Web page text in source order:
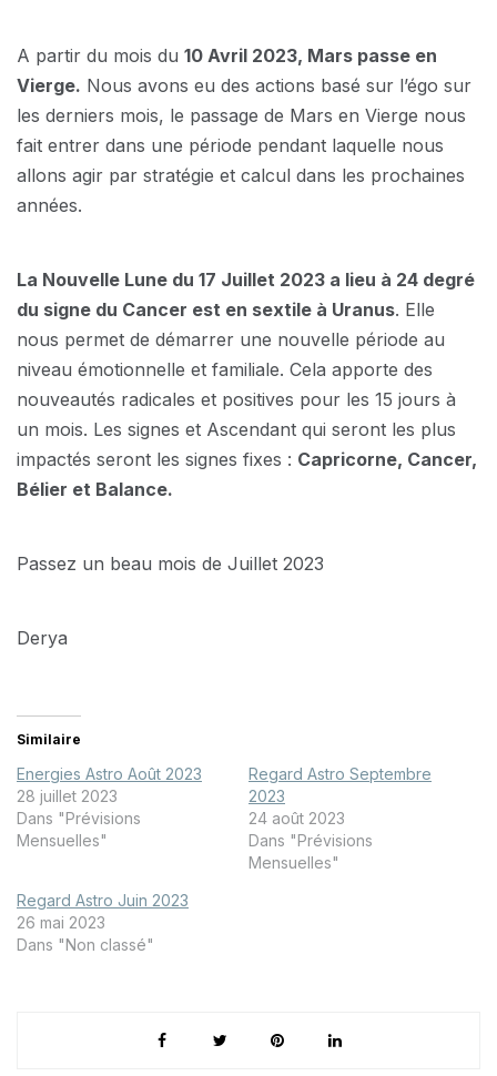
A partir du mois du 10 Avril 2023, Mars passe en
Vierge. Nous avons eu des actions basé sur l’égo sur
les derniers mois, le passage de Mars en Vierge nous
fait entrer dans une période pendant laquelle nous
allons agir par stratégie et calcul dans les prochaines
années.
La Nouvelle Lune du 17 Juillet 2023 a lieu à 24 degré
du signe du Cancer est en sextile à Uranus. Elle
nous permet de démarrer une nouvelle période au
niveau émotionnelle et familiale. Cela apporte des
nouveautés radicales et positives pour les 15 jours à
un mois. Les signes et Ascendant qui seront les plus
impactés seront les signes fixes : Capricorne, Cancer,
Bélier et Balance.
Passez un beau mois de Juillet 2023
Derya
Similaire
Energies Astro Août 2023
28 juillet 2023
Dans "Prévisions
Mensuelles"
Regard Astro Septembre
2023
24 août 2023
Dans "Prévisions
Mensuelles"
Regard Astro Juin 2023
26 mai 2023
Dans "Non classé"